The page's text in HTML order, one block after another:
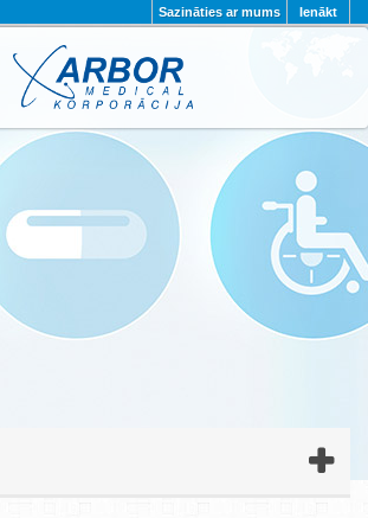
Ienākt
Sazināties ar mums
MUMS PROJEKTI
KONTAKTI
POLITIKA